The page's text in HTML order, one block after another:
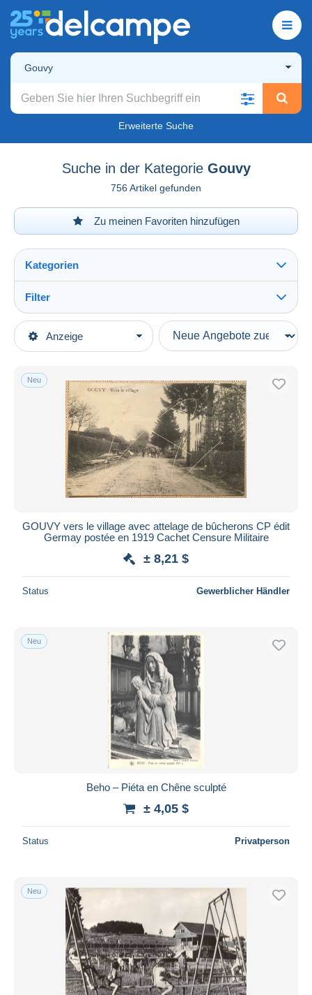
Gouvy
Erweiterte Suche
Suche in der Kategorie Gouvy
756 Artikel gefunden
Zu meinen Favoriten hinzufügen
Anzeige
Kategorien
Hauptkategorien
Europa
Belgien
Luxemburg
Filter
Art der Verkäufe
Laufende Angebote
Auktionen mit Geboten
Auktionen ohne Gebote
Auktionshäuser
Verkauft
Alle Laufzeiten
Endet in
Preis
Kostenloser Versand
Zahlungsmethoden
Banküberweisung
Mastercard
Bancontact
Wohnsitz des Verkäufers
Übernehmen
Neu
GOUVY vers le village avec attelage de bûcherons CP édit
Germay postée en 1919 Cachet Censure Militaire
± 8,21 $
Status Gewerblicher Händler
Neu
Beho – Piéta en Chêne sculpté
± 4,05 $
Status Privatperson
Neu